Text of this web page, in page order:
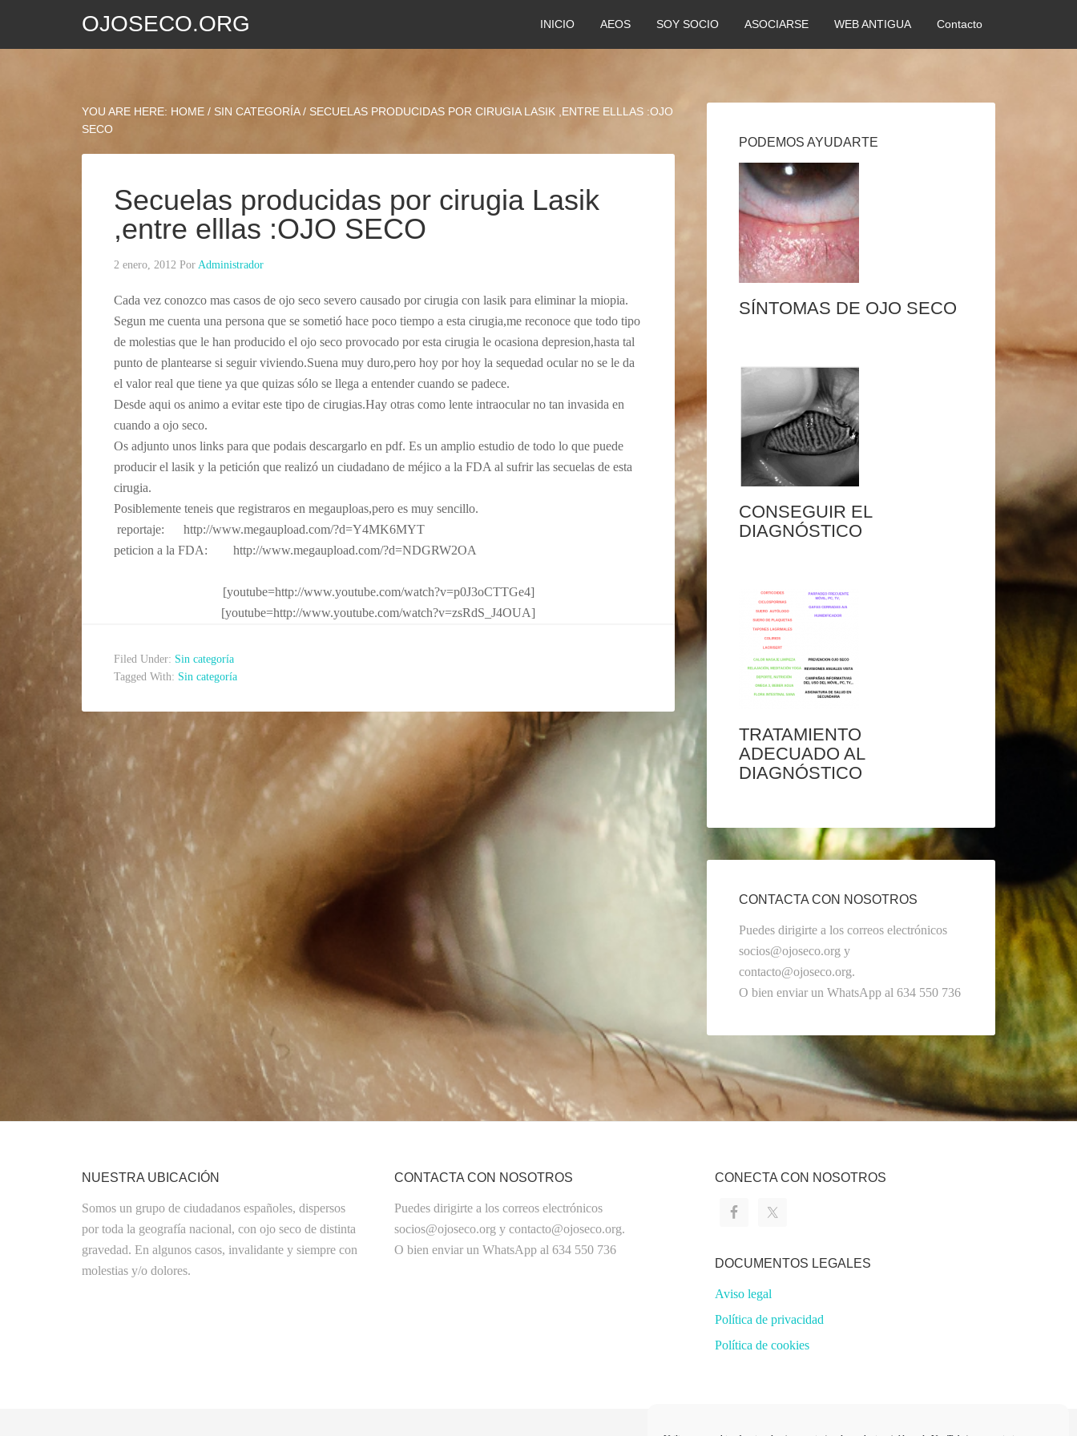
OJOSECO.ORG INICIO AEOS SOY SOCIO ASOCIARSE WEB ANTIGUA Contacto
YOU ARE HERE: HOME / SIN CATEGORÍA / SECUELAS PRODUCIDAS POR CIRUGIA LASIK ,ENTRE ELLLAS :OJO
SECO
Secuelas producidas por cirugia Lasik
,entre elllas :OJO SECO
2 enero, 2012 Por Administrador
Cada vez conozco mas casos de ojo seco severo causado por cirugia con lasik para eliminar la miopia.
Segun me cuenta una persona que se sometió hace poco tiempo a esta cirugia,me reconoce que todo tipo
de molestias que le han producido el ojo seco provocado por esta cirugia le ocasiona depresion,hasta tal
punto de plantearse si seguir viviendo.Suena muy duro,pero hoy por hoy la sequedad ocular no se le da
el valor real que tiene ya que quizas sólo se llega a entender cuando se padece.
Desde aqui os animo a evitar este tipo de cirugias.Hay otras como lente intraocular no tan invasida en
cuando a ojo seco.
Os adjunto unos links para que podais descargarlo en pdf. Es un amplio estudio de todo lo que puede
producir el lasik y la petición que realizó un ciudadano de méjico a la FDA al sufrir las secuelas de esta
cirugia.
Posiblemente teneis que registraros en megauploas,pero es muy sencillo.
reportaje: http://www.megaupload.com/?d=Y4MK6MYT
peticion a la FDA: http://www.megaupload.com/?d=NDGRW2OA
[youtube=http://www.youtube.com/watch?v=p0J3oCTTGe4]
[youtube=http://www.youtube.com/watch?v=zsRdS_J4OUA]
Filed Under: Sin categoría
Tagged With: Sin categoría
PODEMOS AYUDARTE
SÍNTOMAS DE OJO SECO
CONSEGUIR EL
DIAGNÓSTICO
TRATAMIENTO
ADECUADO AL
DIAGNÓSTICO
CONTACTA CON NOSOTROS
Puedes dirigirte a los correos electrónicos
socios@ojoseco.org y
contacto@ojoseco.org.
O bien enviar un WhatsApp al 634 550 736
NUESTRA UBICACIÓN
Somos un grupo de ciudadanos españoles, dispersos
por toda la geografía nacional, con ojo seco de distinta
gravedad. En algunos casos, invalidante y siempre con
molestias y/o dolores.
CONTACTA CON NOSOTROS
Puedes dirigirte a los correos electrónicos
socios@ojoseco.org y contacto@ojoseco.org.
O bien enviar un WhatsApp al 634 550 736
CONECTA CON NOSOTROS
DOCUMENTOS LEGALES
Aviso legal
Política de privacidad
Política de cookies